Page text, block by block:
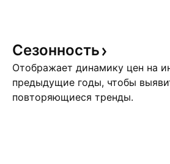
Сезонность
Отображает динамику цен на
предыдущие годы, чтобы
повторяющиеся тренды.